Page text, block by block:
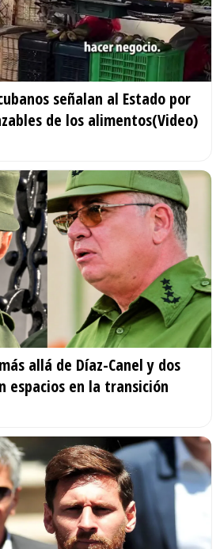
señalan al Estado por
de los alimentos(Video)
allá de Díaz-Canel y dos
espacios en la transición